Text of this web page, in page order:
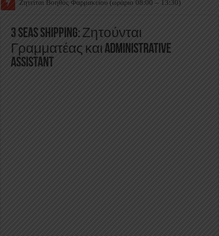
Ζητείται Βοηθός Θαλάμου
3 Seas Shipping: Ζητούνται
Γραμματέας και Administrative
Assistant